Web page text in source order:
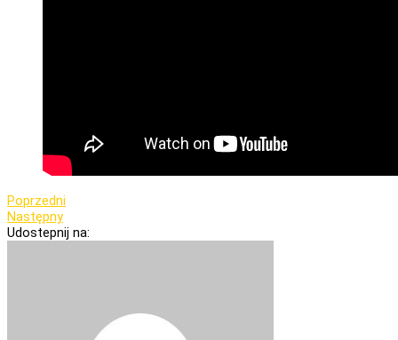
Poprzedni
Następny
Udostepnij na: